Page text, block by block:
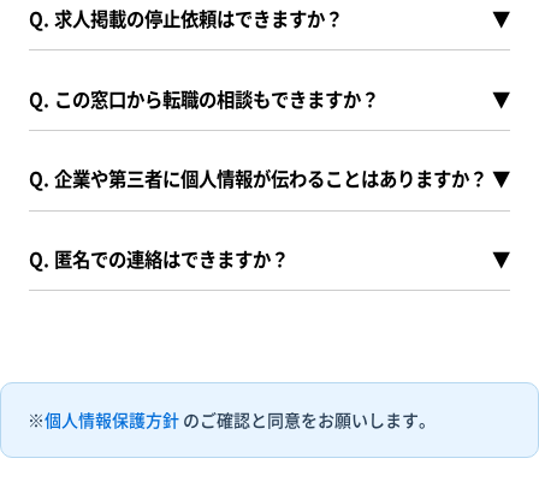
Q. 求人掲載の停止依頼はできますか？ ▼
Q. この窓口から転職の相談もできますか？ ▼
Q. 企業や第三者に個人情報が伝わることはありますか？ ▼
Q. 匿名での連絡はできますか？ ▼
※個人情報保護方針 のご確認と同意をお願いします。